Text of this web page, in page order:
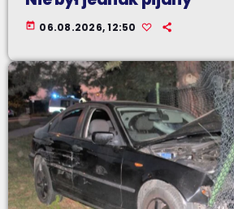
today 06.08.2026, 12:50